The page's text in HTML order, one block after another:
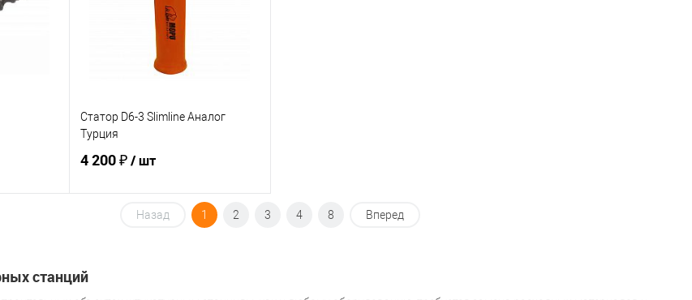
наличии
В избранное
сравнению
Статор D6-3 Slimline Аналог
Турция
4 200 ₽/ шт
В корзину
Назад 1 2 3 4 8 Вперед
станций